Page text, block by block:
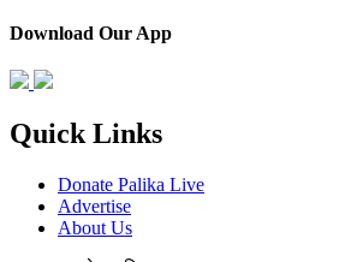
Download Our App
Quick Links
Donate Palika Live
Advertise
About Us